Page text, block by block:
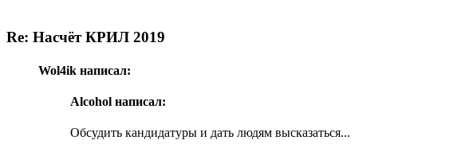
Re: Насчёт КРИЛ 2019
Wol4ik написал:
Alcohol написал:
Обсудить кандидатуры и дать людям высказаться...